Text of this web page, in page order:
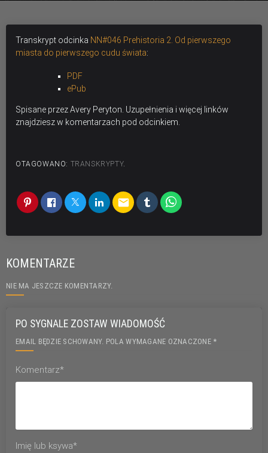
Transkrypt odcinka NN#046 Prehistoria 2. Od pierwszego
miasta do pierwszego cudu świata:
PDF
ePub
Spisane przez Avery Peryton. Uzupełnienia i więcej linków
znajdziesz w komentarzach pod odcinkiem.
OTAGOWANO: TRANSKRYPTY.
email
KOMENTARZE
NIE MA JESZCZE KOMENTARZY.
PO SYGNALE ZOSTAW WIADOMOŚĆ
EMAIL BĘDZIE SCHOWANY. POLA WYMAGANE OZNACZONE *
Komentarz*
Imię lub ksywa*